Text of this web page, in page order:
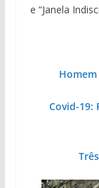
e “Janela
Covid-19: